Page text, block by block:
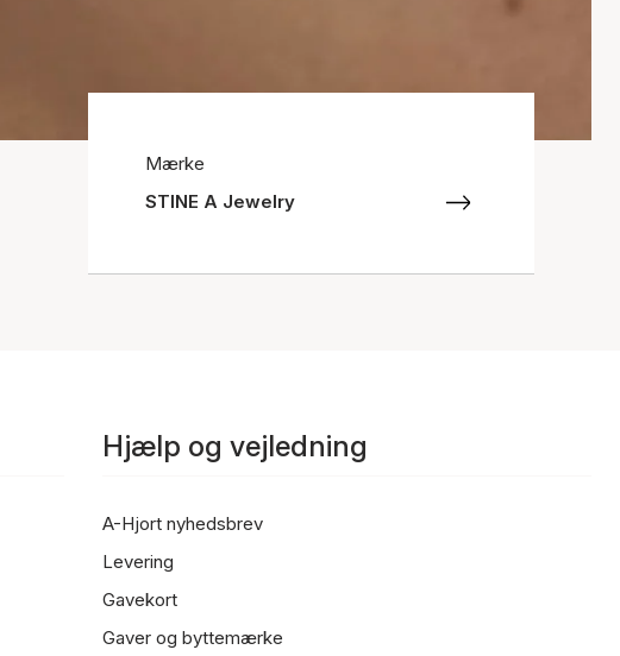
Mærke
STINE A Jewelry
Hjælp og vejledning
A-Hjort nyhedsbrev
Levering
Gavekort
Gaver og byttemærke